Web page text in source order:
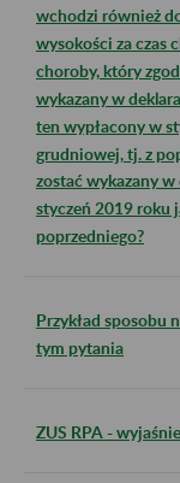
wchodzi również
wysokości za czas
choroby, który
wykazany w
ten wypłacony w
grudniowej, tj. z
zostać wykazany
styczeń 2019 roku
poprzedniego?
Przykład sposobu
tym pytania
ZUS RPA -